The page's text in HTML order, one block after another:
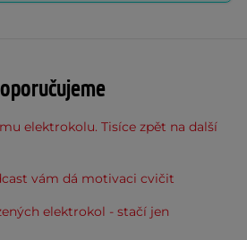
elektrokolu. Tisíce zpět na další
vám dá motivaci cvičit
elektrokol - stačí jen